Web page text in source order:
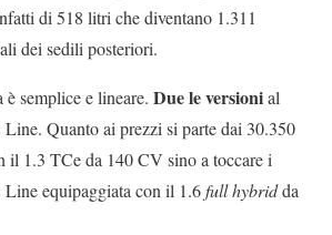
di 518 litri che diventano 1.311
dei sedili posteriori.
semplice e lineare. Due le versionial
Quanto ai prezzi si parte dai 30.350
il 1.3 TCe da 140 CV sino a toccare i
equipaggiata con il 1.6full hybridda